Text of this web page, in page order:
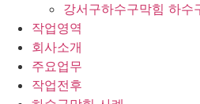
강서구하수구막힘 하수
작업영역
회사소개
주요업무
작업전후